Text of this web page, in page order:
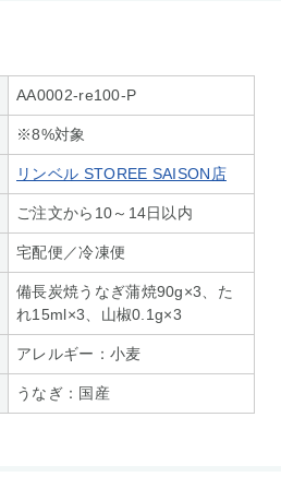
AA0002-re100-P
※8%対象
リンベル STOREE SAISON店
ご注文から10～14日以内
宅配便／冷凍便
備長炭焼うなぎ蒲焼90g×3、た
れ15ml×3、山椒0.1g×3
アレルギー：小麦
うなぎ：国産